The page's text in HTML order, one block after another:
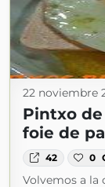
22 noviembre
Pintxo
foie de
42 0
Volvemos a la